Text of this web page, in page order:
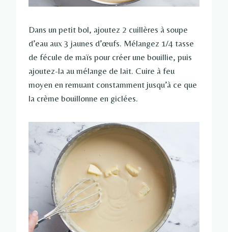
Dans un petit bol, ajoutez 2 cuillères à soupe
d’eau aux 3 jaunes d’œufs. Mélangez 1/4 tasse
de fécule de maïs pour créer une bouillie, puis
ajoutez-la au mélange de lait. Cuire à feu
moyen en remuant constamment jusqu’à ce que
la crème bouillonne en giclées.